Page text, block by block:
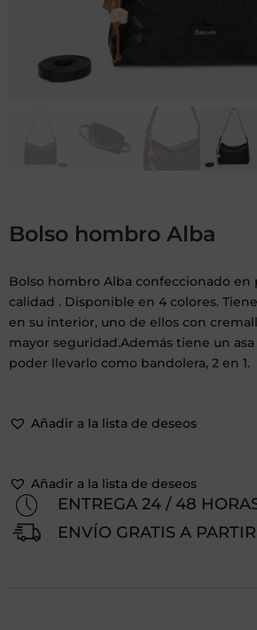
Bolso hombro Alba
Bolso hombro Alba confeccionado en
calidad . Disponible en 4 colores.
en su interior, uno de ellos con
mayor seguridad.Además tiene un
poder llevarlo como bandolera, 2 en 1.
Añadir a la lista de deseos
Añadir a la lista de deseos
ENTREGA 24 / 48
ENVÍO GRATIS A